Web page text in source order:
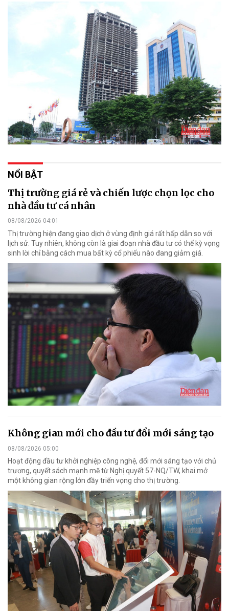
NỔI BẬT
Thị trường giá rẻ và chiến lược chọn lọc cho
nhà đầu tư cá nhân
08/08/2026 04:01
Thị trường hiện đang giao dịch ở vùng định giá rất hấp dẫn so với
lịch sử. Tuy nhiên, không còn là giai đoạn nhà đầu tư có thể kỳ vọng
sinh lời chỉ bằng cách mua bất kỳ cổ phiếu nào đang giảm giá.
Không gian mới cho đầu tư đổi mới sáng tạo
08/08/2026 05:00
Hoạt động đầu tư khởi nghiệp công nghệ, đổi mới sáng tạo với chủ
trương, quyết sách mạnh mẽ từ Nghị quyết 57-NQ/TW, khai mở
một không gian rộng lớn đầy triển vọng cho thị trường.